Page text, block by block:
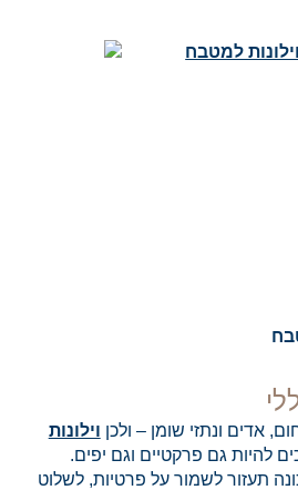
אדים ונתזי שומן – ולכן וילונות
להיות גם פרקטיים וגם יפים.
תעזור לשמור על פרטיות, לשלוט